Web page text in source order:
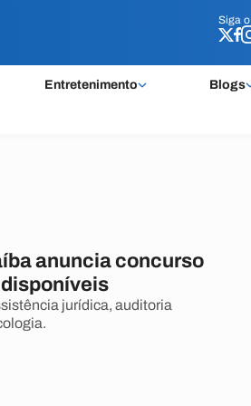
Siga o
Entretenimento Blogs
Siga o
anuncia concurso
jurídica, auditoria